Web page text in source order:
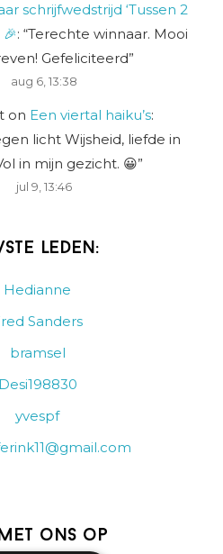
schrijfwedstrijd ‘Tussen 2
: “Terechte winnaar. Mooi
Gefeliciteerd”
aug 6, 13:38
on Een viertal haiku’s:
licht Wijsheid, liefde in
in mijn gezicht. 😀”
jul 9, 13:46
leden:
Hedianne
Sanders
bramsel
Desi198830
yvespf
ons op